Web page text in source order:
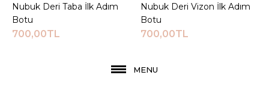
Sepete Ekle
Nubuk Deri Taba İlk Adım
Botu
700,00TL
Sepete Ekle
Nubuk Deri Vizon İlk Adım
Botu
700,00TL
MENU